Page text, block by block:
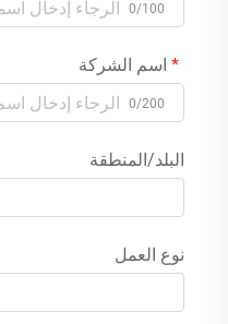
0/100
اسم الشركة
0/200
البلد/المنطقة
نوع العمل